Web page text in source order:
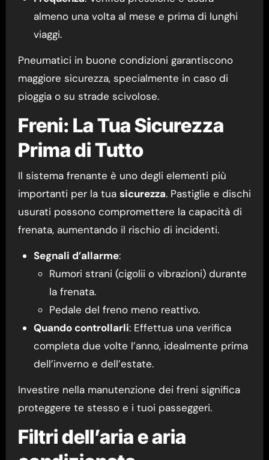
almeno una volta al mese e prima di lunghi
viaggi.
Pneumatici in buone condizioni garantiscono
maggiore sicurezza, specialmente in caso di
pioggia o su strade scivolose.
Freni: La Tua Sicurezza
Prima di Tutto
Il sistema frenante è uno degli elementi più
importanti per la tua sicurezza. Pastiglie e dischi
usurati possono compromettere la capacità di
frenata, aumentando il rischio di incidenti.
Segnali d’allarme:
Rumori strani (cigolii o vibrazioni) durante
la frenata.
Pedale del freno meno reattivo.
Quando controllarli: Effettua una verifica
completa due volte l’anno, idealmente prima
dell’inverno e dell’estate.
Investire nella manutenzione dei freni significa
proteggere te stesso e i tuoi passeggeri.
Filtri dell’aria e aria